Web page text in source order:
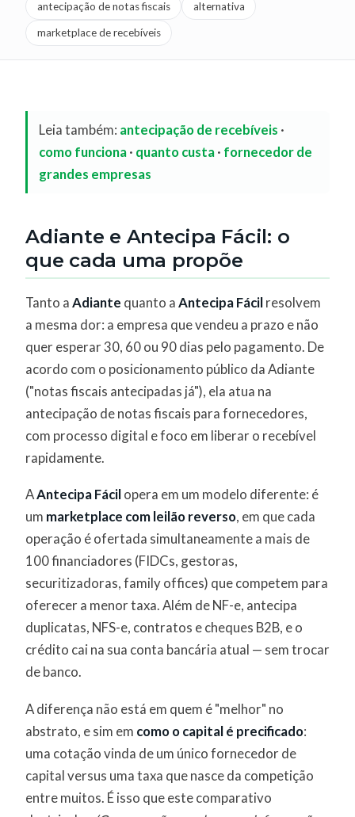
antecipação de notas fiscais alternativa
marketplace de recebíveis
Leia também: antecipação de recebíveis ·
como funciona· quanto custa· fornecedor de
grandes empresas
Adiante e Antecipa Fácil: o
que cada uma propõe
Tanto aAdiante quanto aAntecipa Fácilresolvem
a mesma dor: a empresa que vendeu a prazo e não
quer esperar 30, 60 ou 90 dias pelo pagamento. De
acordo com o posicionamento público da Adiante
("notas fiscais antecipadas já"), ela atua na
antecipação de notas fiscais para fornecedores,
com processo digital e foco em liberar o recebível
rapidamente.
AAntecipa Fácilopera em um modelo diferente: é
um marketplace com leilão reverso, em que cada
operação é ofertada simultaneamente a mais de
100 financiadores (FIDCs, gestoras,
securitizadoras, family offices) que competem para
oferecer a menor taxa. Além de NF-e, antecipa
duplicatas, NFS-e, contratos e cheques B2B, e o
crédito cai na sua conta bancária atual — sem trocar
de banco.
A diferença não está em quem é "melhor" no
abstrato, e sim em como o capital é precificado:
uma cotação vinda de um único fornecedor de
capital versus uma taxa que nasce da competição
entre muitos. É isso que este comparativo